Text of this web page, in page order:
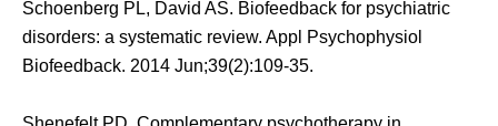
Schoenberg PL, David AS. Biofeedback for psychiatric
disorders: a systematic review. Appl Psychophysiol
Biofeedback. 2014 Jun;39(2):109-35.